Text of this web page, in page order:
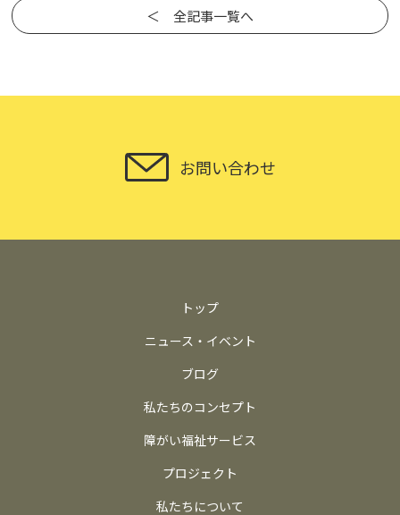
＜ 全記事一覧へ
お問い合わせ
トップ
ニュース・イベント
ブログ
私たちのコンセプト
障がい福祉サービス
プロジェクト
私たちについて